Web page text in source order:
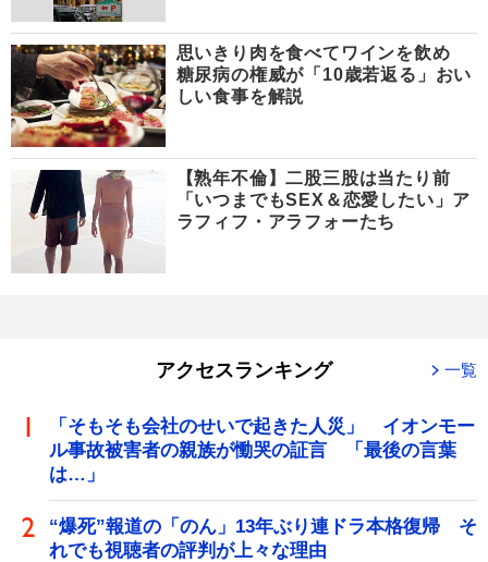
思いきり肉を食べてワインを飲め
糖尿病の権威が「10歳若返る」おい
しい食事を解説
【熟年不倫】二股三股は当たり前
「いつまでもSEX＆恋愛したい」ア
ラフィフ・アラフォーたち
アクセスランキング 一覧
「そもそも会社のせいで起きた人災」 イオンモー
ル事故被害者の親族が慟哭の証言 「最後の言葉
は…」
“爆死”報道の「のん」13年ぶり連ドラ本格復帰 そ
れでも視聴者の評判が上々な理由